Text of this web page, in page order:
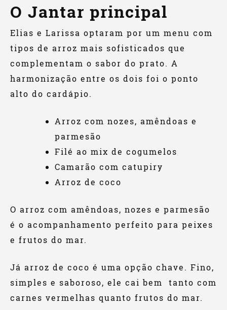
O Jantar principal
Elias e Larissa optaram por um menu com
tipos de arroz mais sofisticados que
complementam o sabor do prato. A
harmonização entre os dois foi o ponto
alto do cardápio.
Arroz com nozes, amêndoas e
parmesão
Filé ao mix de cogumelos
Camarão com catupiry
Arroz de coco
O arroz com amêndoas, nozes e parmesão
é o acompanhamento perfeito para peixes
e frutos do mar.
Já arroz de coco é uma opção chave. Fino,
simples e saboroso, ele cai bem tanto com
carnes vermelhas quanto frutos do mar.